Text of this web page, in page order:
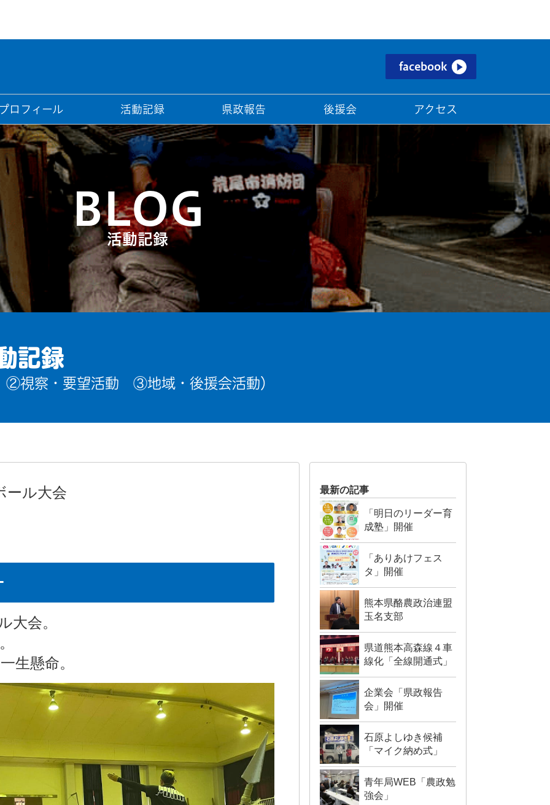
facebook
ロフィール 活動記録 県政報告 後援会 アクセス
BLOG
活動記録
記録
視察・要望活動 ③地域・後援会活動）
ール大会
大会。
生懸命。
最新の記事
「明日のリーダー育
成塾」開催
「ありあけフェス
タ」開催
熊本県酪農政治連盟
玉名支部
県道熊本高森線４車
線化「全線開通式」
企業会「県政報告
会」開催
石原よしゆき候補
「マイク納め式」
青年局WEB「農政勉
強会」